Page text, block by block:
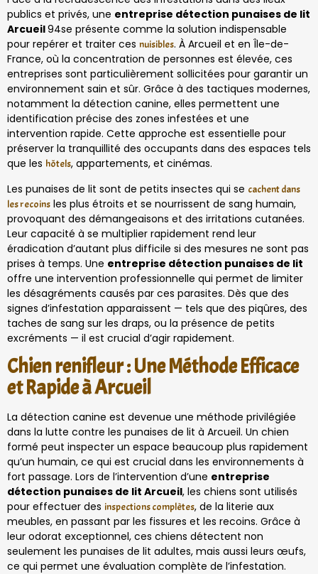
publics et privés, une entreprise détection punaises de lit
Arcueil94se présente comme la solution indispensable
pour repérer et traiter ces nuisibles. À Arcueil et en Île-de-
France, où la concentration de personnes est élevée, ces
entreprises sont particulièrement sollicitées pour garantir un
environnement sain et sûr. Grâce à des tactiques modernes,
notamment la détection canine, elles permettent une
identification précise des zones infestées et une
intervention rapide. Cette approche est essentielle pour
préserver la tranquillité des occupants dans des espaces tels
que les hôtels, appartements, et cinémas.
Les punaises de lit sont de petits insectes qui se cachent dans
les recoins les plus étroits et se nourrissent de sang humain,
provoquant des démangeaisons et des irritations cutanées.
Leur capacité à se multiplier rapidement rend leur
éradication d’autant plus difficile si des mesures ne sont pas
prises à temps. Une entreprise détection punaises de lit
offre une intervention professionnelle qui permet de limiter
les désagréments causés par ces parasites. Dès que des
signes d’infestation apparaissent — tels que des piqûres, des
taches de sang sur les draps, ou la présence de petits
excréments — il est crucial d’agir rapidement.
Chien renifleur : Une Méthode Efficace
et Rapide à Arcueil
La détection canine est devenue une méthode privilégiée
dans la lutte contre les punaises de lit à Arcueil. Un chien
formé peut inspecter un espace beaucoup plus rapidement
qu’un humain, ce qui est crucial dans les environnements à
fort passage. Lors de l’intervention d’une entreprise
détection punaises de lit Arcueil, les chiens sont utilisés
pour effectuer des inspections complètes, de la literie aux
meubles, en passant par les fissures et les recoins. Grâce à
leur odorat exceptionnel, ces chiens détectent non
seulement les punaises de lit adultes, mais aussi leurs œufs,
ce qui permet une évaluation complète de l’infestation.